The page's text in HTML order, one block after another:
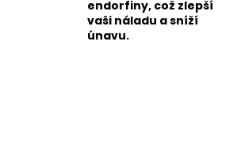
endorfiny, což zlepší
vaši náladu a sníží
únavu.